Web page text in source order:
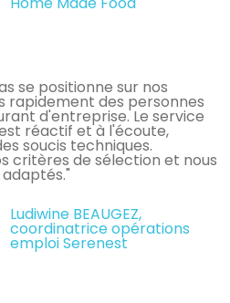
se positionne sur nos
rapidement des personnes
d'entreprise. Le service
réactif et à l'écoute,
soucis techniques.
critères de sélection et nous
Ludiwine BEAUGEZ,
coordinatrice opérations
emploi Serenest